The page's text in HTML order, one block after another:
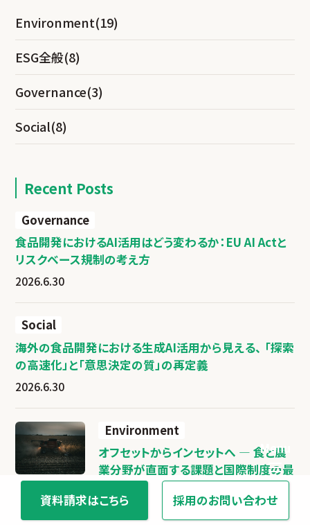
Environment(19)
ESG全般(8)
Governance(3)
Social(8)
Recent Posts
Governance
食品開発におけるAI活用はどう変わるか：EU AI Actと
リスクベース規制の考え方
2026.6.30
Social
海外の食品開発における生成AI活用から見える、 「探索
の高速化」と「意思決定の質」の再定義
2026.6.30
Environment
オフセットからインセットへ ― 食と農
業分野が直面する課題と国際制度の最
2025.9.3
資料請求はこちら 採用のお問い合わせ